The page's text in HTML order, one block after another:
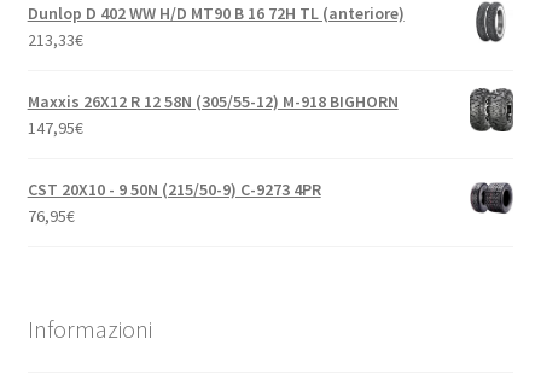
Dunlop D 402 WW H/D MT90 B 16 72H TL (anteriore)
213,33€
Maxxis 26X12 R 12 58N (305/55-12) M-918 BIGHORN
147,95€
CST 20X10 - 9 50N (215/50-9) C-9273 4PR
76,95€
Informazioni